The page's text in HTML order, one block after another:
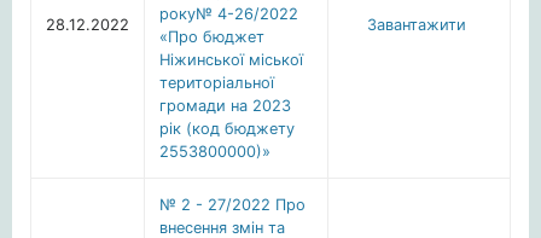
28.12.2022
року№ 4-26/2022
«Про бюджет
Ніжинської міської
територіальної
громади на 2023
рік (код бюджету
2553800000)»
Завантажити
№ 2 - 27/2022 Про
внесення змін та